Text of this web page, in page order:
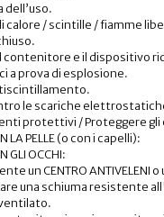
dell’uso.
calore / scintille / fiamme
contenitore e il dispositivo
a prova di esplosione.
le scariche
protettivi / Proteggere gli
LA PELLE (o con i capelli):
GLI OCCHI:
un CENTRO ANTIVELENI o
una schiuma resistente